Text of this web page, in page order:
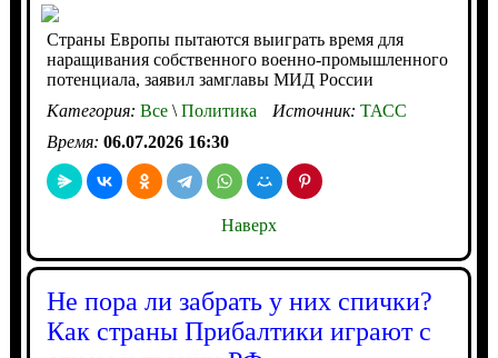
Страны Европы пытаются выиграть время для
наращивания собственного военно-промышленного
потенциала, заявил замглавы МИД России
Категория: Все\Политика Источник: ТАСС
Время: 06.07.2026 16:30
Наверх
Не пора ли забрать у них спички?
Как страны Прибалтики играют с